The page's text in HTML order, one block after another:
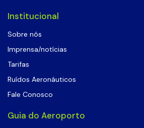
Institucional
Sobre nós
Imprensa/notícias
Tarifas
Ruídos Aeronáuticos
Fale Conosco
Guia do Aeroporto